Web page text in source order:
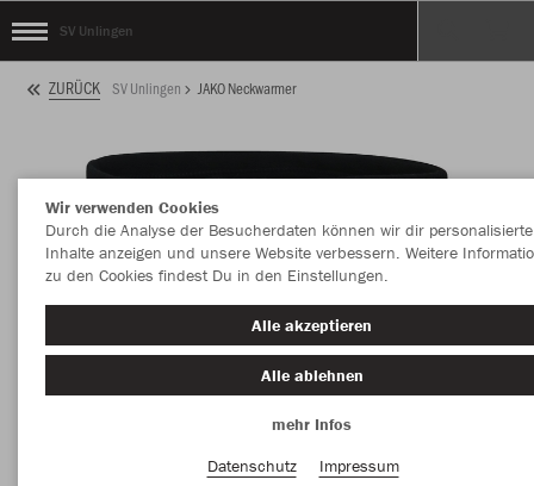
SV Unlingen
ZURÜCK SV Unlingen JAKO Neckwarmer
Wir verwenden Cookies
Durch die Analyse der Besucherdaten können wir dir personalisierte
Inhalte anzeigen und unsere Website verbessern. Weitere
zu den Cookies findest Du in den Einstellungen.
Alle akzeptieren
Alle ablehnen
mehr Infos
Datenschutz
Impressum